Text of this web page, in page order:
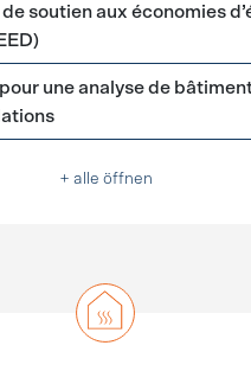
soutien aux économies
une analyse de
+ alle öffnen